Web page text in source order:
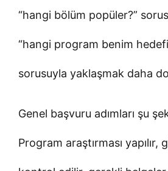
“hangi bölüm popüler?”
“hangi program benim
sorusuyla yaklaşmak daha
Genel başvuru adımları şu
Program araştırması yapılır,